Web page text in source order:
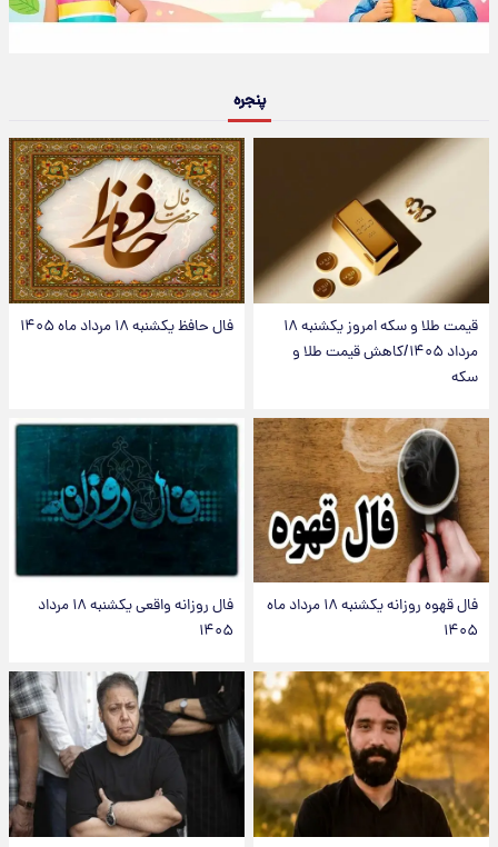
پنجره
قیمت طلا و سکه امروز یکشنبه ۱۸
مرداد ۱۴۰۵/کاهش قیمت طلا و
سکه
فال حافظ یکشنبه ۱۸ مرداد ماه ۱۴۰۵
فال قهوه روزانه یکشنبه ۱۸ مرداد ماه
۱۴۰۵
فال روزانه واقعی یکشنبه ۱۸ مرداد
۱۴۰۵